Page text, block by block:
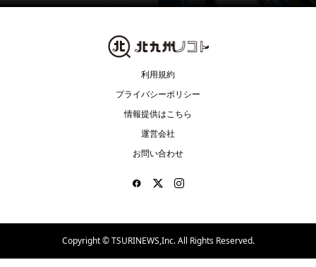
利用規約
プライバシーポリシー
情報提供はこちら
運営会社
お問い合わせ
Copyright ©TSURINEWS,Inc. All Rights Reserved.